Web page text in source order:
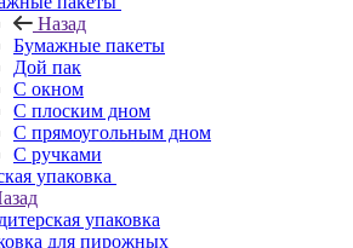
Назад
Бумажные пакеты
Дой пак
С окном
С плоским дном
С прямоугольным дном
С ручками
упаковка
упаковка
для пирожных